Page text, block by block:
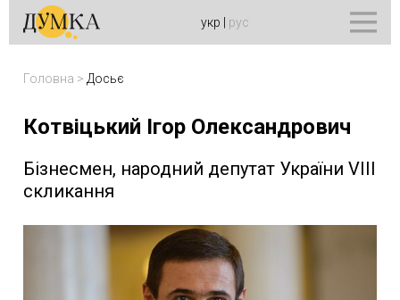
укр рус
Головна > Досьє
Котвіцький Ігор Олександрович
Бізнесмен, народний депутат України VIII
скликання